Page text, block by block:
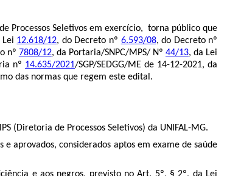
Processos Seletivos em exercício, torna público que
Lei 12.618/12, do Decreto nº 6.593/08, do Decreto nº
nº 7808/12, da Portaria/SNPC/MPS/ Nº 44/13, da Lei
nº 14.635/2021/SGP/SEDGG/ME de 14-12-2021, da
das normas que regem este edital.
(Diretoria de Processos Seletivos) da UNIFAL-MG.
aprovados, considerados aptos em exame de saúde